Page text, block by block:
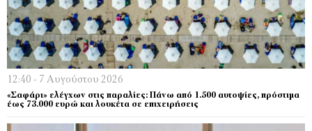
12:40 - 7 Αυγούστου 2026
«Σαφάρι» ελέγχων στις παραλίες: Πάνω από 1.500 αυτοψίες, πρόστιμα
έως 73.000 ευρώ και λουκέτα σε επιχειρήσεις